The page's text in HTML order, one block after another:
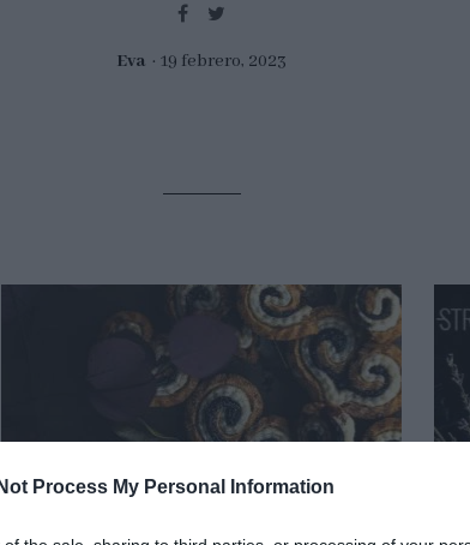
Process My Personal Information
Eva 19 febrero, 2023